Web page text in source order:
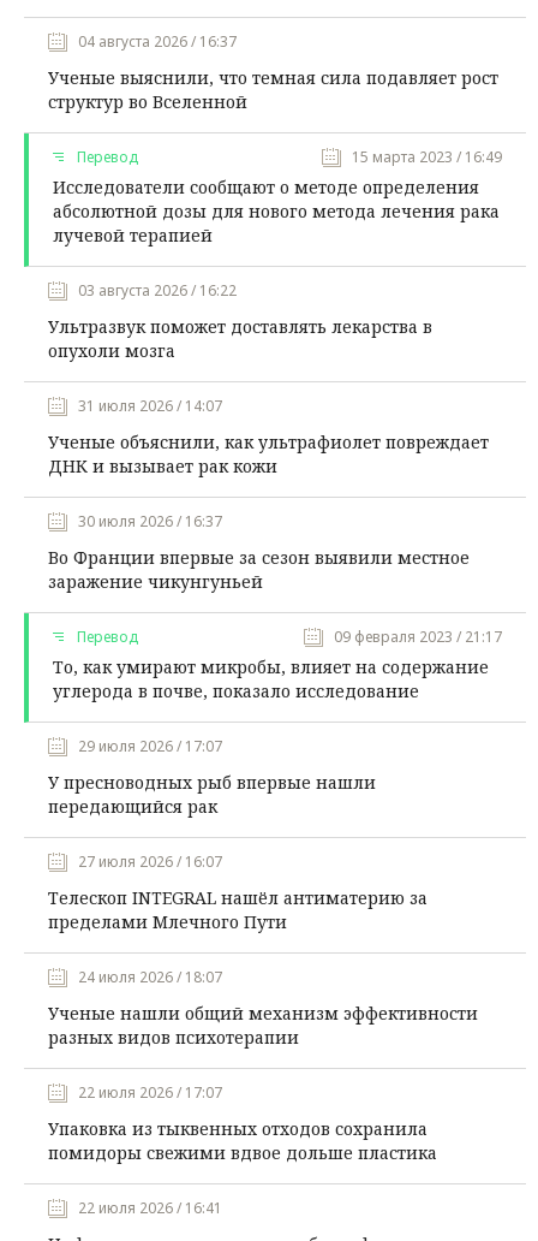
04 августа 2026 / 16:37
Ученые выяснили, что темная сила подавляет рост
структур во Вселенной
Перевод 15 марта 2023 / 16:49
Исследователи сообщают о методе определения
абсолютной дозы для нового метода лечения рака
лучевой терапией
03 августа 2026 / 16:22
Ультразвук поможет доставлять лекарства в
опухоли мозга
31 июля 2026 / 14:07
Ученые объяснили, как ультрафиолет повреждает
ДНК и вызывает рак кожи
30 июля 2026 / 16:37
Во Франции впервые за сезон выявили местное
заражение чикунгуньей
Перевод 09 февраля 2023 / 21:17
То, как умирают микробы, влияет на содержание
углерода в почве, показало исследование
29 июля 2026 / 17:07
У пресноводных рыб впервые нашли
передающийся рак
27 июля 2026 / 16:07
Телескоп INTEGRAL нашёл антиматерию за
пределами Млечного Пути
24 июля 2026 / 18:07
Ученые нашли общий механизм эффективности
разных видов психотерапии
22 июля 2026 / 17:07
Упаковка из тыквенных отходов сохранила
помидоры свежими вдвое дольше пластика
22 июля 2026 / 16:41